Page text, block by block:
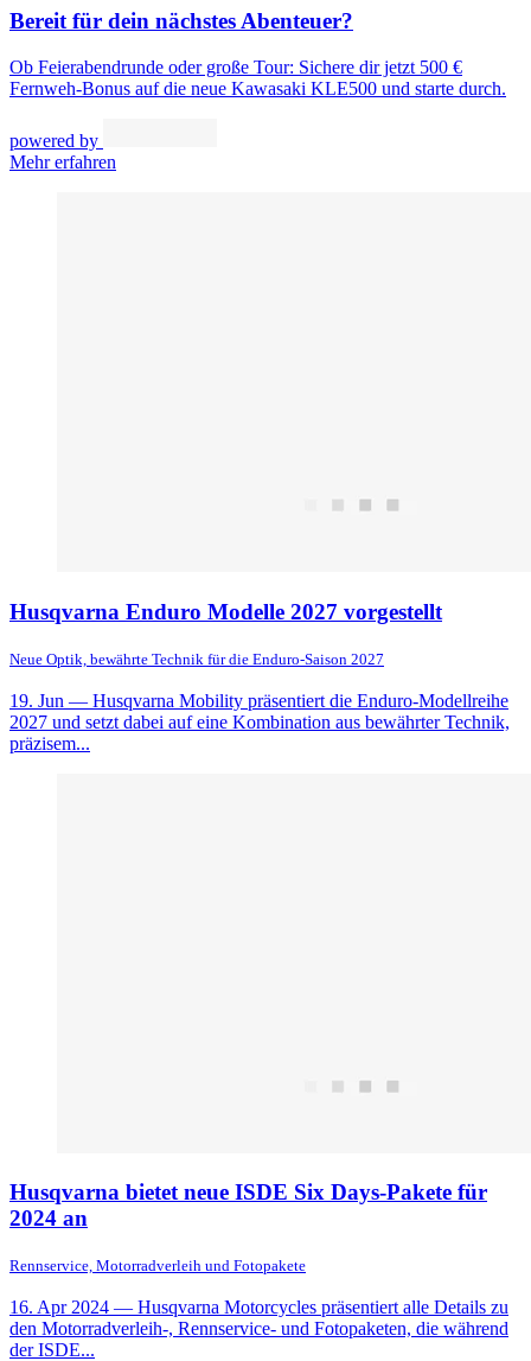
Bereit für dein nächstes Abenteuer?
Ob Feierabendrunde oder große Tour: Sichere dir jetzt 500 €
Fernweh-Bonus auf die neue Kawasaki KLE500 und starte durch.
powered by
Mehr erfahren
Husqvarna Enduro Modelle 2027 vorgestellt
Neue Optik, bewährte Technik für die Enduro-Saison 2027
19. Jun — Husqvarna Mobility präsentiert die Enduro-Modellreihe
2027 und setzt dabei auf eine Kombination aus bewährter Technik,
präzisem...
Husqvarna bietet neue ISDE Six Days-Pakete für
2024 an
Rennservice, Motorradverleih und Fotopakete
16. Apr 2024 — Husqvarna Motorcycles präsentiert alle Details zu
den Motorradverleih-, Rennservice- und Fotopaketen, die während
der ISDE...